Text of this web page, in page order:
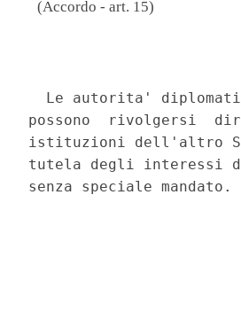
(Accordo - art. 15)
Le autorita'
possono  rivolgersi
istituzioni dell'altro
tutela degli interessi